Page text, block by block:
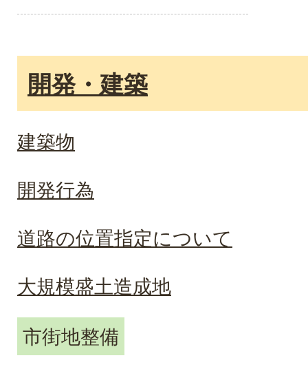
開発・建築
建築物
開発行為
道路の位置指定について
大規模盛土造成地
市街地整備